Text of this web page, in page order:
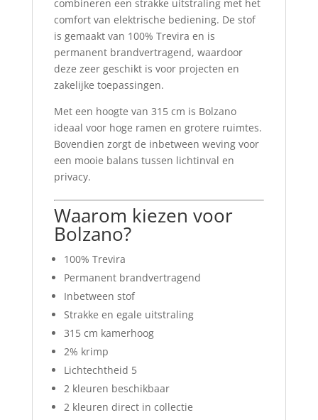
combineren een strakke uitstraling met het
comfort van elektrische bediening. De stof
is gemaakt van 100% Trevira en is
permanent brandvertragend, waardoor
deze zeer geschikt is voor projecten en
zakelijke toepassingen.
Met een hoogte van 315 cm is Bolzano
ideaal voor hoge ramen en grotere ruimtes.
Bovendien zorgt de inbetween weving voor
een mooie balans tussen lichtinval en
privacy.
Waarom kiezen voor
Bolzano?
100% Trevira
Permanent brandvertragend
Inbetween stof
Strakke en egale uitstraling
315 cm kamerhoog
2% krimp
Lichtechtheid 5
2 kleuren beschikbaar
2 kleuren direct in collectie